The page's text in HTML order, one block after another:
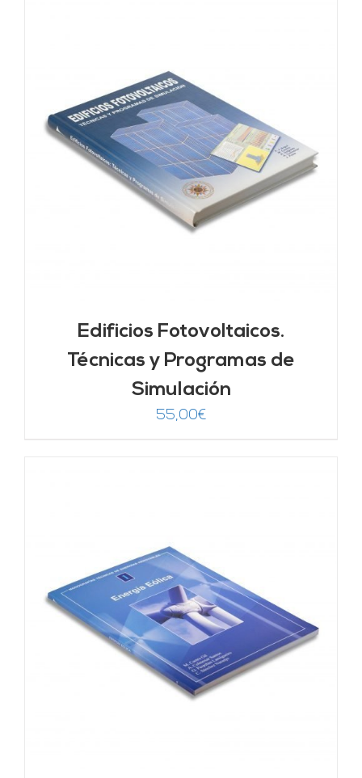
Edificios Fotovoltaicos.
Técnicas y Programas de
Simulación
55,00€